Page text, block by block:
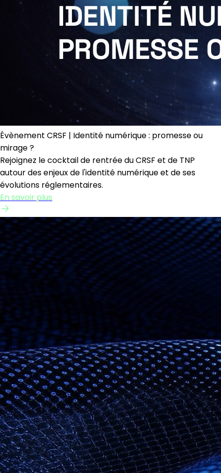
Évènement CRSF | Identité numérique : promesse ou
mirage ?
Rejoignez le cocktail de rentrée du CRSF et de TNP
autour des enjeux de l'identité numérique et de ses
évolutions réglementaires.
En savoir plus